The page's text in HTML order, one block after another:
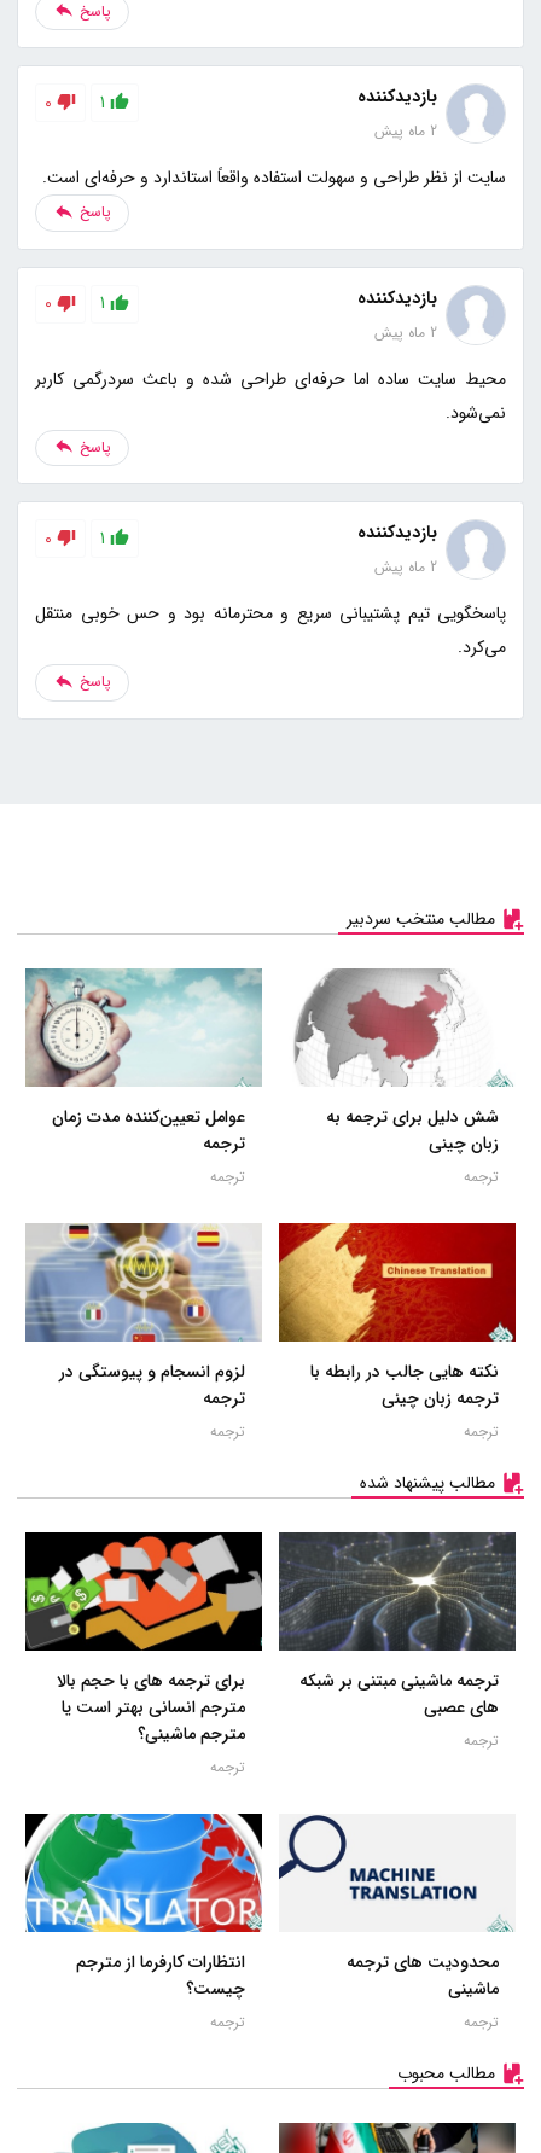
پاسخ
بازدیدکننده
2 ماه پیش
1
0
سایت از نظر طراحی و سهولت استفاده واقعاً استاندارد و حرفه‌ای است.
پاسخ
بازدیدکننده
2 ماه پیش
1
0
محیط سایت ساده اما حرفه‌ای طراحی شده و باعث سردرگمی کاربر
نمی‌شود.
پاسخ
بازدیدکننده
2 ماه پیش
1
0
پاسخگویی تیم پشتیبانی سریع و محترمانه بود و حس خوبی منتقل
می‌کرد.
پاسخ
مطالب منتخب سردبیر
شش دلیل برای ترجمه به
زبان چینی
ترجمه
عوامل تعیین‌کننده مدت زمان
ترجمه
ترجمه
نکته هایی جالب در رابطه با
ترجمه زبان چینی
ترجمه
لزوم انسجام و پیوستگی در
ترجمه
ترجمه
مطالب پیشنهاد شده
ترجمه ماشینی مبتنی بر شبکه
های عصبی
ترجمه
برای ترجمه های با حجم بالا
مترجم انسانی بهتر است یا
مترجم ماشینی؟
ترجمه
محدودیت های ترجمه
ماشینی
ترجمه
انتظارات کارفرما از مترجم
چیست؟
ترجمه
مطالب محبوب